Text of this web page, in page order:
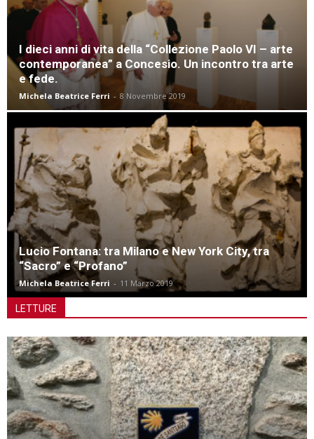
I dieci anni di vita della “Collezione Paolo VI – arte
contemporanea” a Concesio. Un incontro tra arte
e fede.
Michela Beatrice Ferri - 8 Novembre 2019
Lucio Fontana: tra Milano e New York City, tra
“Sacro” e “Profano”
Michela Beatrice Ferri - 11 Marzo 2019
LETTURE